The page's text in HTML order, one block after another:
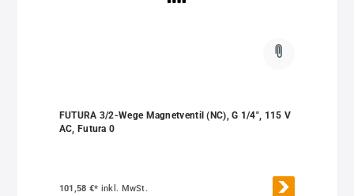
FUTURA 3/2-Wege Magnetventil (NC), G 1/4", 115 V
AC, Futura 0
101,58 €* inkl. MwSt.